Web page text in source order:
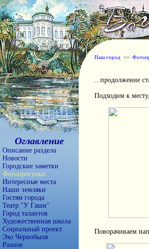
Оглавление
Описание раздела
Новости
Городские заметки
Фотопрогулки
Интересные места
Наши земляки
Гостям города
Театр "У Гаши"
Город талантов
Художественная школа
Социальный проект
Эхо Чернобыля
Разное
Наш город >>
...продолжение
Подходим к
Поворачиваем